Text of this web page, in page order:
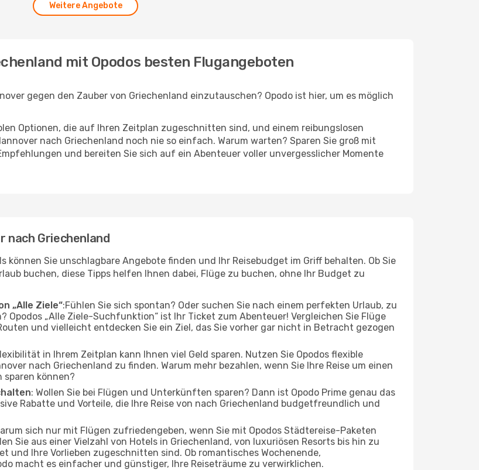
Weitere Angebote
mit Opodos besten Flugangeboten
gegen den Zauber von Griechenland einzutauschen? Opodo ist hier, um es möglich
Optionen, die auf Ihren Zeitplan zugeschnitten sind, und einem reibungslosen
nach Griechenland noch nie so einfach. Warum warten? Sparen Sie groß mit
und bereiten Sie sich auf ein Abenteuer voller unvergesslicher Momente
nach Griechenland
können Sie unschlagbare Angebote finden und Ihr Reisebudget im Griff behalten. Ob Sie
buchen, diese Tipps helfen Ihnen dabei, Flüge zu buchen, ohne Ihr Budget zu
„Alle Ziele“:Fühlen Sie sich spontan? Oder suchen Sie nach einem perfekten Urlaub, zu
Opodos „Alle Ziele-Suchfunktion“ ist Ihr Ticket zum Abenteuer! Vergleichen Sie Flüge
und vielleicht entdecken Sie ein Ziel, das Sie vorher gar nicht in Betracht gezogen
in Ihrem Zeitplan kann Ihnen viel Geld sparen. Nutzen Sie Opodos flexible
nach Griechenland zu finden. Warum mehr bezahlen, wenn Sie Ihre Reise um einen
sparen können?
: Wollen Sie bei Flügen und Unterkünften sparen? Dann ist Opodo Prime genau das
Rabatte und Vorteile, die Ihre Reise von nach Griechenland budgetfreundlich und
sich nur mit Flügen zufriedengeben, wenn Sie mit Opodos Städtereise-Paketen
Sie aus einer Vielzahl von Hotels in Griechenland, von luxuriösen Resorts bis hin zu
Ihre Vorlieben zugeschnitten sind. Ob romantisches Wochenende,
macht es einfacher und günstiger, Ihre Reiseträume zu verwirklichen.